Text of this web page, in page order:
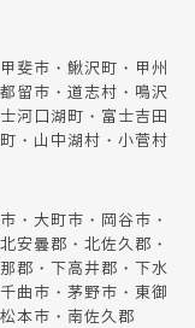
斐市・鰍沢町・甲州
留市・道志村・鳴沢
河口湖町・富士吉田
・山中湖村・小菅村
・大町市・岡谷市・
安曇郡・北佐久郡・
郡・下高井郡・下水
曲市・茅野市・東御
本市・南佐久郡